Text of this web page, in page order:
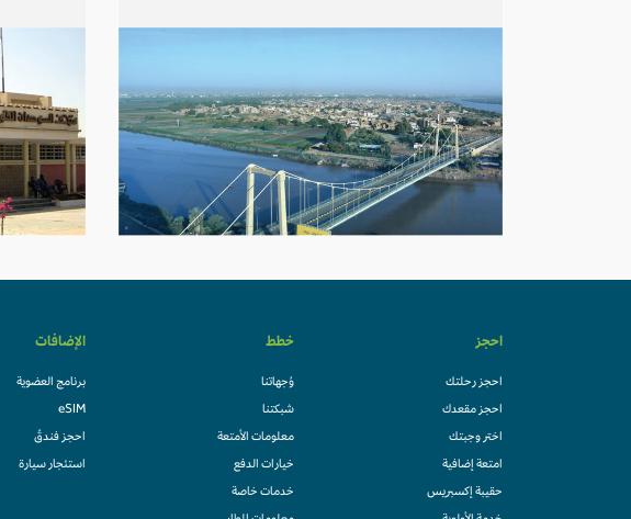
احجز
احجز رحلتك
احجز مقعدك
اختر وجبتك
امتعة إضافية
حقيبة إكسبريس
خطط
وُجهاتنا
شبكتنا
معلومات الأمتعة
خيارات الدفع
خدمات خاصة
الإضافات
برنامج العضوية
eSIM
احجز فندقً
استئجار سيارة